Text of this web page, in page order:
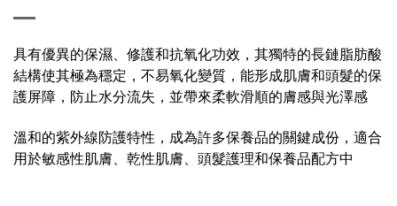
具有優異的保濕、修護和抗氧化功效，其獨特的長鏈脂肪酸
結構使其極為穩定，不易氧化變質，能形成肌膚和頭髮的保
護屏障，防止水分流失，並帶來柔軟滑順的膚感與光澤感
溫和的紫外線防護特性，成為許多保養品的關鍵成份 ， 適合
用於敏感性肌膚、乾性肌膚、頭髮護理和保養品配方中